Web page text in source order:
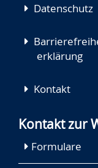
Datenschutz
erklärung
Kontakt
Kontakt zur
Formulare